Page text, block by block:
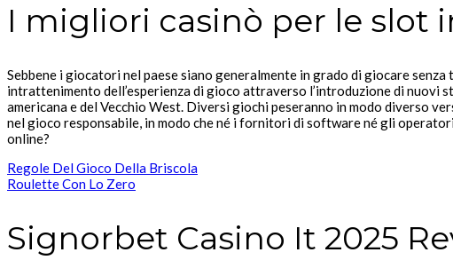
I migliori casinò per le slot
Sebbene i giocatori nel paese siano generalmente in grado di giocare
intrattenimento dell’esperienza di gioco attraverso l’introduzione di nuovi
americana e del Vecchio West. Diversi giochi peseranno in modo diverso
nel gioco responsabile, in modo che né i fornitori di software né gli
online?
Regole Del Gioco Della Briscola
Roulette Con Lo Zero
Signorbet Casino It 2025